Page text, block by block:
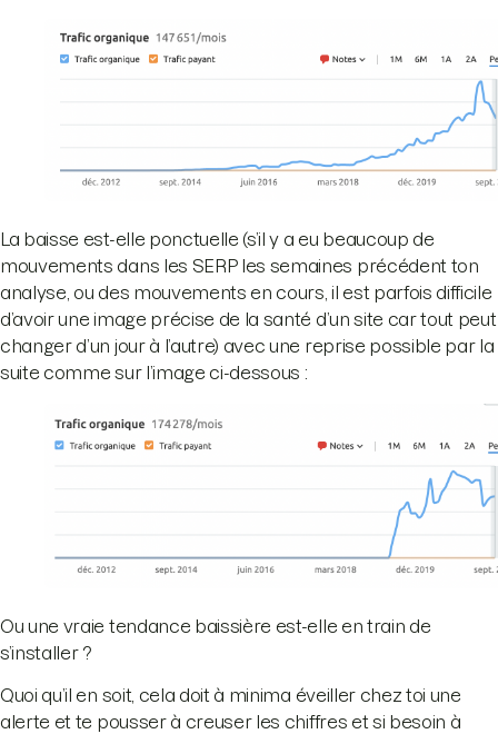
La baisse est-elle ponctuelle (s’il y a eu beaucoup de
mouvements dans les SERP les semaines précédent ton
analyse, ou des mouvements en cours, il est parfois difficile
d’avoir une image précise de la santé d’un site car tout peut
changer d’un jour à l’autre) avec une reprise possible par la
suite comme sur l’image ci-dessous :
Ou une vraie tendance baissière est-elle en train de
s’installer ?
Quoi qu’il en soit, cela doit à minima éveiller chez toi une
alerte et te pousser à creuser les chiffres et si besoin à